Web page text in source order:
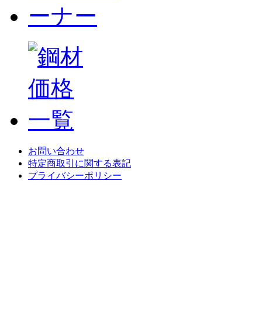
お問い合わせ
特定商取引に関する表記
プライバシーポリシー